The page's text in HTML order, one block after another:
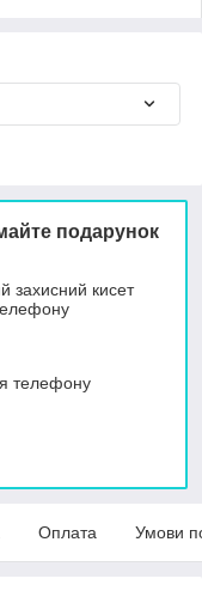
подарунок
захисний кисет
телефону
Оплата Умови